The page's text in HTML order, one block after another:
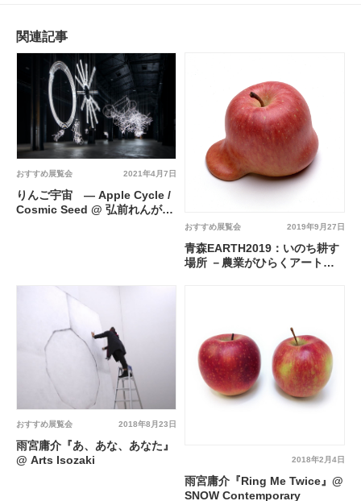
関連記事
2021年4月7日
おすすめ展覧会
りんご宇宙 ― Apple Cycle /
Cosmic Seed @ 弘前れんが倉
2019年9月27日
おすすめ展覧会
青森EARTH2019：いのち耕す
場所 －農業がひらくアートの
2018年8月23日
おすすめ展覧会
雨宮庸介『あ、あな、あなた』
@ Arts Isozaki
2018年2月4日
雨宮庸介『Ring Me Twice』@
SNOW Contemporary